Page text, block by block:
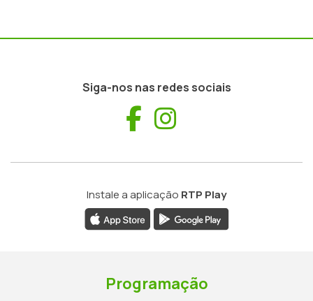
Siga-nos nas redes sociais
Facebook
Instale a aplicação RTP Play
Programação